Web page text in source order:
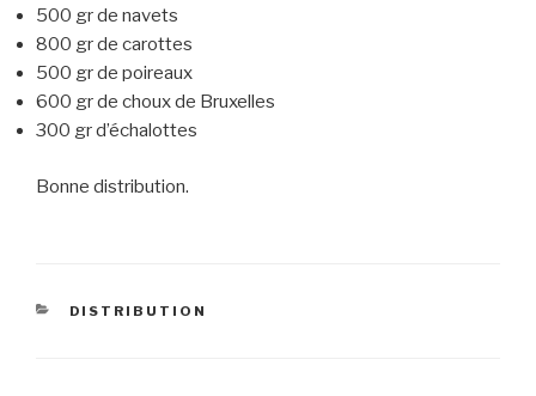
500 gr de navets
800 gr de carottes
500 gr de poireaux
600 gr de choux de Bruxelles
300 gr d’échalottes
Bonne distribution.
CATEGORIES
DISTRIBUTION